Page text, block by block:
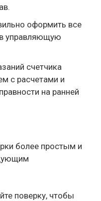
оформить все
управляющую
счетчика
с расчетами и
на ранней
более простым и
поверку, чтобы